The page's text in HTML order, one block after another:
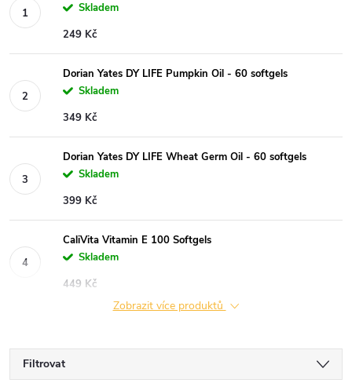
Skladem
249 Kč
Dorian Yates DY LIFE Pumpkin Oil - 60 softgels
Skladem
349 Kč
Dorian Yates DY LIFE Wheat Germ Oil - 60 softgels
Skladem
399 Kč
CaliVita Vitamin E 100 Softgels
Skladem
449 Kč
Zobrazit více produktů
Filtrovat